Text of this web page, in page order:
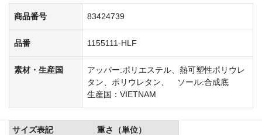
商品番号 83424739
品番 1155111-HLF
素材・生産国
アッパー:ポリエステル、熱可塑性ポリウレ
タン、ポリウレタン、 ソール:合成底
生産国：VIETNAM
サイズ表記
重さ（単位）